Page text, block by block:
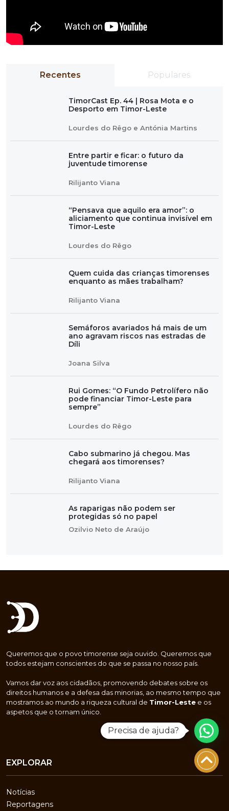
Recentes Populares
TimorCast Ep. 44 | Rosa Mota e o
Desporto em Timor-Leste
Lourdes do Rêgo e Antónia Martins
Entre partir e ficar: o futuro da
juventude timorense
Rilijanto Viana
“Pensava que aquilo era amor”: o
aliciamento que continua invisível em
Timor-Leste
Lourdes do Rêgo
Quem cuida das crianças timorenses
enquanto as mães trabalham?
Rilijanto Viana
Semáforos avariados há mais de um
ano agravam riscos nas estradas de
Díli
Joana Silva
Rui Gomes: “O Fundo Petrolífero não
pode financiar Timor-Leste para
sempre”
Lourdes do Rêgo
Cabo submarino já chegou. Mas
chegará aos timorenses?
Rilijanto Viana
As raparigas não podem ser
protegidas só no papel
Ozilvio Neto de Araújo
Queremos que o povo timorense seja ouvido. Queremos que
todos estejam conscientes do que se passa no nosso país.
Vamos dar voz aos cidadãos, promovendo debates sobre os
direitos humanos e a defesa das minorias, ao mesmo tempo que
mostramos ao mundo a riqueza cultural de Timor-Leste e os
aspetos que o tornam único.
EXPLORAR
Notícias
Reportagens
Precisa de ajuda?